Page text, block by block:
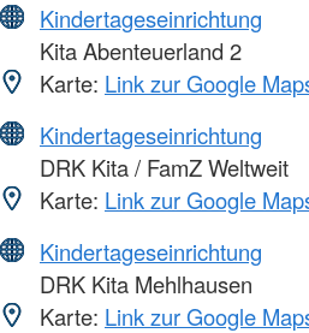
Kindertageseinrichtung
Kita Abenteuerland 2
Karte: Link zur Google
Kindertageseinrichtung
DRK Kita / FamZ Weltweit
Karte: Link zur Google
Kindertageseinrichtung
DRK Kita Mehlhausen
Karte: Link zur Google